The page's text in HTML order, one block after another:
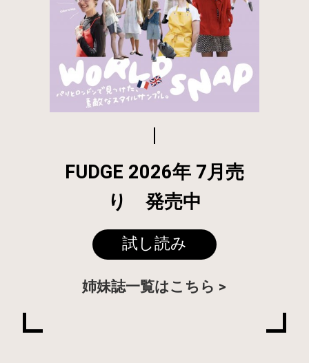
FUDGE 2026年 7月売
り 発売中
試し読み
姉妹誌一覧はこちら